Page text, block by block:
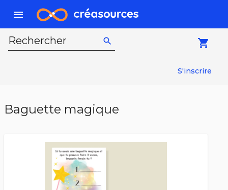
menu
Rechercher search local_grocery_store
S'inscrire
Baguette magique